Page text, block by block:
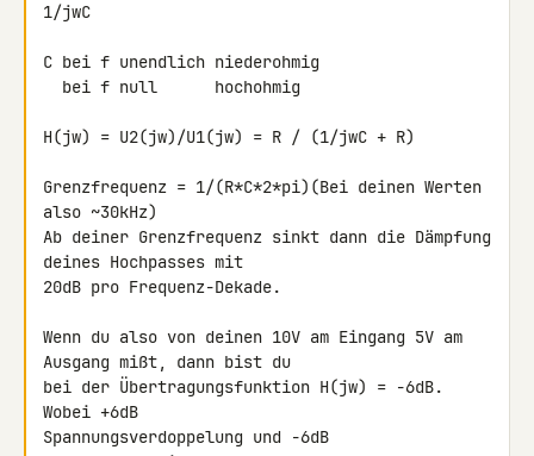
1/jwC
C bei f unendlich niederohmig
H(jw) = U2(jw)/U1(jw) = R / (1/jwC + R)
Grenzfrequenz = 1/(R*C*2*pi)(Bei deinen Werten
also ~30kHz)
Ab deiner Grenzfrequenz sinkt dann die Dämpfung
deines Hochpasses mit
20dB pro Frequenz-Dekade.
Wenn du also von deinen 10V am Eingang 5V am
Ausgang mißt, dann bist du
bei der Übertragungsfunktion H(jw) = -6dB.
Wobei +6dB
Spannungsverdoppelung und -6dB